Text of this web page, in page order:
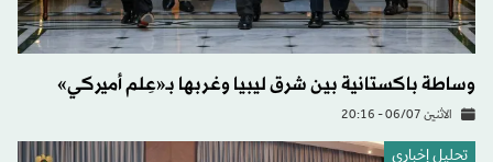
وساطة باكستانية بين شرق ليبيا وغربها بـ«عِلم أميركي»
الاثنين 06/07 - 20:16
تحليل إخباري